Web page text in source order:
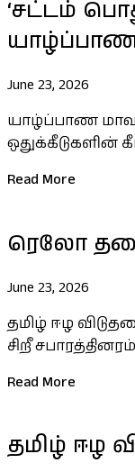
‘சட்டம்
June 23, 2026
யாழ்ப்பாண
ஒதுக்கீடுகளின்
Read More
ரெலோ
June 23, 2026
தமிழ் ஈழ
சிறீ
Read More
தமிழ் ஈழ